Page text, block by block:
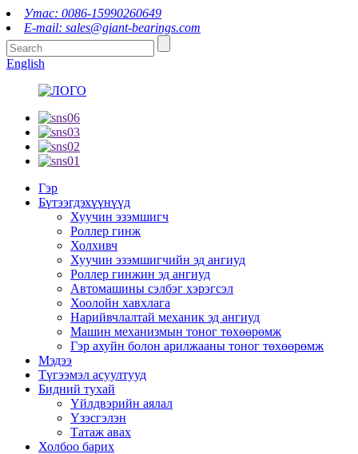
Утас: 0086-15990260649
E-mail: sales@giant-bearings.com
English
Гэр
Бүтээгдэхүүнүүд
Хуучин эзэмшигч
Роллер гинж
Холхивч
Хуучин эзэмшигчийн эд ангиуд
Роллер гинжин эд ангиуд
Автомашины сэлбэг хэрэгсэл
Хоолойн хавхлага
Нарийвчлалтай механик эд ангиуд
Машин механизмын тоног төхөөрөмж
Гэр ахуйн болон арилжааны тоног төхөөрөмж
Мэдээ
Түгээмэл асуултууд
Бидний тухай
Үйлдвэрийн аялал
Үзэсгэлэн
Татаж авах
Холбоо барих